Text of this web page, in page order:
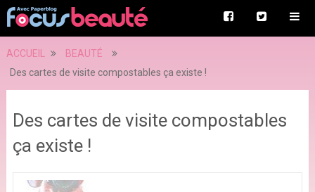
ACCUEIL
BEAUTÉ
Des cartes de visite compostables ça existe !
Des cartes de visite compostables
ça existe !